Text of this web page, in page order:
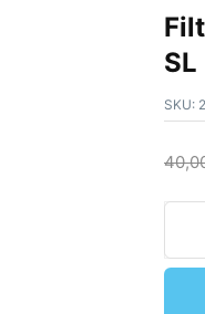
SKU: